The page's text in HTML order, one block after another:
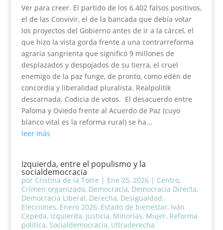
Ver para creer. El partido de los 6.402 falsos positivos,
el de las Convivir, el de la bancada que debía votar
los proyectos del Gobierno antes de ir a la cárcel, el
que hizo la vista gorda frente a una contrarreforma
agraria sangrienta que significó 9 millones de
desplazados y despojados de su tierra, el cruel
enemigo de la paz funge, de pronto, como edén de
concordia y liberalidad pluralista. Realpolitik
descarnada. Codicia de votos. El desacuerdo entre
Paloma y Oviedo frente al Acuerdo de Paz (cuyo
blanco vital es la reforma rural) se ha...
leer más
Izquierda, entre el populismo y la
socialdemocracia
por Cristina de la Torre | Ene 25, 2026| Centro,
Crímen organizado, Democracia, Democracia Directa,
Democracia Liberal, Derecha, Desigualdad,
Elecciones, Enero 2026, Estado de bienestar, Iván
Cepeda, Izquierda, Justicia, Minorías, Mujer, Reforma
política, Socialdemocracia, Ultraderecha